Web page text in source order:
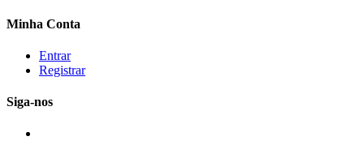
Minha Conta
Entrar
Registrar
Siga-nos